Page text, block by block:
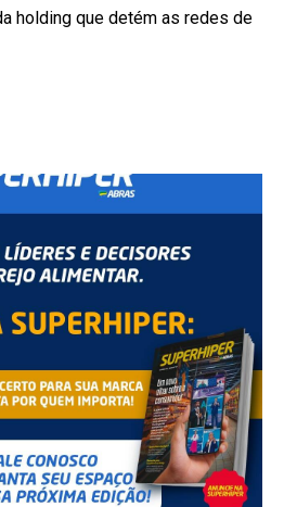
holding que detém as redes de